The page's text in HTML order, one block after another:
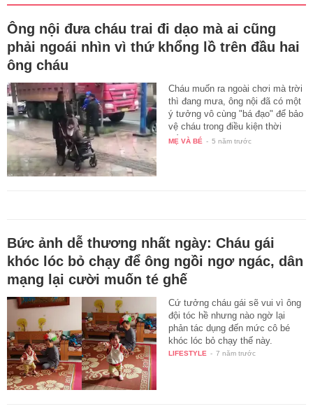
Ông nội đưa cháu trai đi dạo mà ai cũng
phải ngoái nhìn vì thứ khổng lồ trên đầu hai
ông cháu
Cháu muốn ra ngoài chơi mà trời
thì đang mưa, ông nội đã có một
ý tưởng vô cùng "bá đạo" để bảo
vệ cháu trong điều kiện thời
tiết…
MẸ VÀ BÉ - 5 năm trước
Bức ảnh dễ thương nhất ngày: Cháu gái
khóc lóc bỏ chạy để ông ngồi ngơ ngác, dân
mạng lại cười muốn té ghế
Cứ tưởng cháu gái sẽ vui vì ông
đội tóc hề nhưng nào ngờ lại
phản tác dụng đến mức cô bé
khóc lóc bỏ chạy thế này.
LIFESTYLE - 7 năm trước